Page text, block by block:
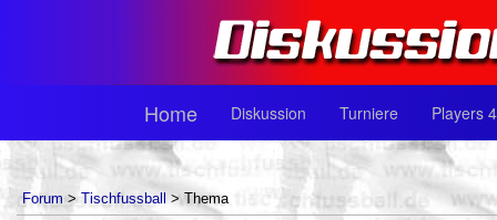
Home Diskussion Turniere Players
Forum > Tischfussball > Thema